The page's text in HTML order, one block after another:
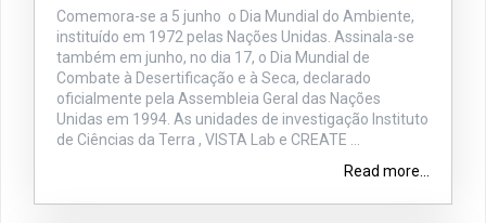
Comemora-se a 5 junho o Dia Mundial do Ambiente,
instituído em 1972 pelas Nações Unidas. Assinala-se
também em junho, no dia 17, o Dia Mundial de
Combate à Desertificação e à Seca, declarado
oficialmente pela Assembleia Geral das Nações
Unidas em 1994. As unidades de investigação Instituto
de Ciências da Terra , VISTA Lab e CREATE ...
Read more...